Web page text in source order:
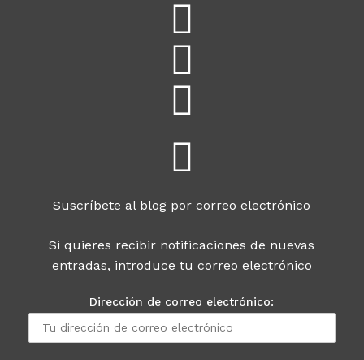
Suscríbete al blog por correo electrónico
Si quieres recibir notificaciones de nuevas
entradas, introduce tu correo electrónico
Dirección de correo electrónico: